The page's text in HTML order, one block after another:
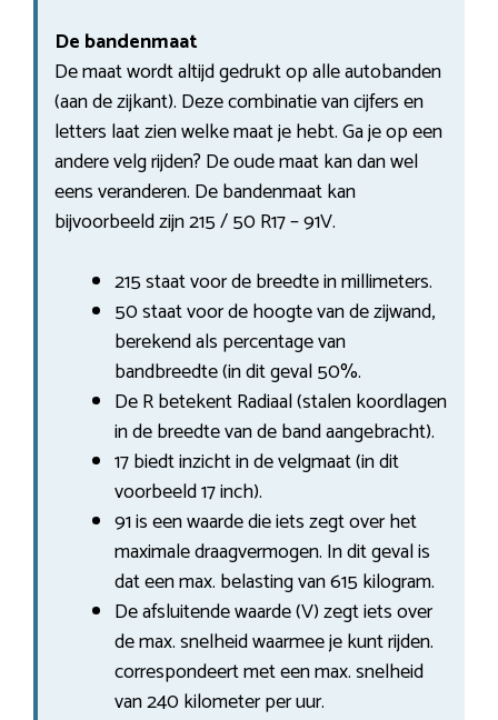
De bandenmaat
De maat wordt altijd gedrukt op alle autobanden
(aan de zijkant). Deze combinatie van cijfers en
letters laat zien welke maat je hebt. Ga je op een
andere velg rijden? De oude maat kan dan wel
eens veranderen. De bandenmaat kan
bijvoorbeeld zijn 215 / 50 R17 – 91V.
215 staat voor de breedte in millimeters.
50 staat voor de hoogte van de zijwand,
berekend als percentage van
bandbreedte (in dit geval 50%.
De R betekent Radiaal (stalen koordlagen
in de breedte van de band aangebracht).
17 biedt inzicht in de velgmaat (in dit
voorbeeld 17 inch).
91 is een waarde die iets zegt over het
maximale draagvermogen. In dit geval is
dat een max. belasting van 615 kilogram.
De afsluitende waarde (V) zegt iets over
de max. snelheid waarmee je kunt rijden.
correspondeert met een max. snelheid
van 240 kilometer per uur.